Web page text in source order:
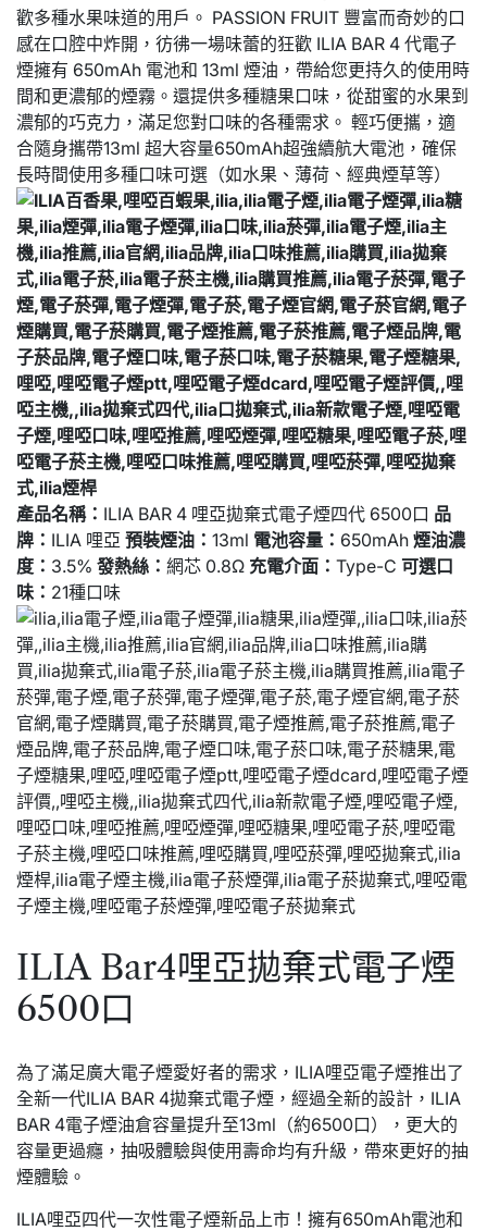
歡多種水果味道的用戶。 PASSION FRUIT 豐富而奇妙的口
感在口腔中炸開，彷彿一場味蕾的狂歡 ILIA BAR 4 代電子
煙擁有 650mAh 電池和 13ml 煙油，帶給您更持久的使用時
間和更濃郁的煙霧。還提供多種糖果口味，從甜蜜的水果到
濃郁的巧克力，滿足您對口味的各種需求。 輕巧便攜，適
合隨身攜帶13ml 超大容量650mAh超強續航大電池，確保
長時間使用多種口味可選（如水果、薄荷、經典煙草等）
產品名稱： ILIA BAR 4 哩亞拋棄式電子煙四代 6500口 品
牌： ILIA 哩亞 預裝煙油： 13ml 電池容量： 650mAh 煙油濃
度： 3.5% 發熱絲： 網芯 0.8Ω 充電介面： Type-C 可選口
味： 21種口味
ILIA Bar4哩亞拋棄式電子煙
6500口
為了滿足廣大電子煙愛好者的需求，ILIA哩亞電子煙推出了
全新一代ILIA BAR 4拋棄式電子煙，經過全新的設計，ILIA
BAR 4電子煙油倉容量提升至13ml（約6500口），更大的
容量更過癮，抽吸體驗與使用壽命均有升級，帶來更好的抽
煙體驗。
ILIA哩亞四代一次性電子煙新品上市！擁有650mAh電池和